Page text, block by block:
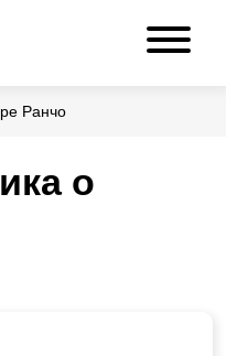
Ранчо
о